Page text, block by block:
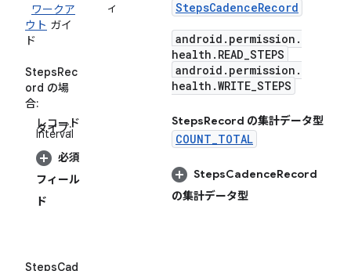
ワークア
ウト ガイ
ド
StepsRec
ord の場
合:
レコード
タイプ:
Interval
必須
フィール
ド
StepsCad
ィ
StepsCadenceRecord
android . permission .
health . READ_STEPS
android . permission .
health .WRITE_STEPS
StepsRecord の集計データ型
COUNT_TOTAL
StepsCadenceRecord
の集計データ型